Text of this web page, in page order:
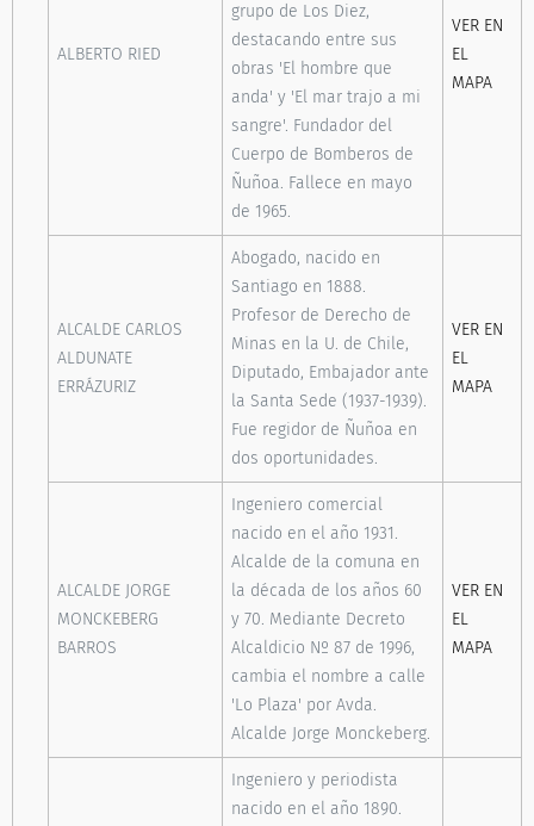
ALBERTO RIED
grupo de Los Diez,
destacando entre sus
obras 'El hombre que
anda' y 'El mar trajo a mi
sangre'. Fundador del
Cuerpo de Bomberos de
Ñuñoa. Fallece en mayo
de 1965.
VER EN
EL
MAPA
ALCALDE CARLOS
ALDUNATE
ERRÁZURIZ
Abogado, nacido en
Santiago en 1888.
Profesor de Derecho de
Minas en la U. de Chile,
Diputado, Embajador ante
la Santa Sede (1937-1939).
Fue regidor de Ñuñoa en
dos oportunidades.
VER EN
EL
MAPA
ALCALDE JORGE
MONCKEBERG
BARROS
Ingeniero comercial
nacido en el año 1931.
Alcalde de la comuna en
la década de los años 60
y 70. Mediante Decreto
Alcaldicio Nº 87 de 1996,
cambia el nombre a calle
'Lo Plaza' por Avda.
Alcalde Jorge Monckeberg.
VER EN
EL
MAPA
Ingeniero y periodista
nacido en el año 1890.